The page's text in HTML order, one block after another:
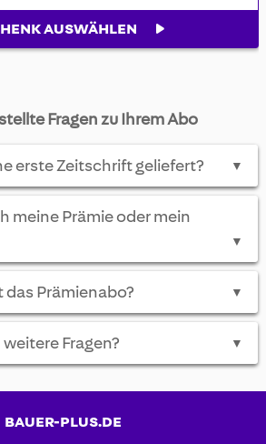
AUSWÄHLEN
Fragen zu Ihrem Abo
erste Zeitschrift geliefert? ▼
meine Prämie oder mein
▼
Prämienabo? ▼
Fragen? ▼
BAUER-PLUS.DE